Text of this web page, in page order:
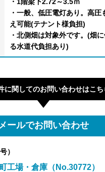
・一般、低圧電灯あり。高圧
え可能(テナント様負担)
・北側畑は対象外です。(畑
る水道代負担あり)
に関してのお問い合わせはこち
ールでお問い合わせ
）
工場・倉庫（No.30772）